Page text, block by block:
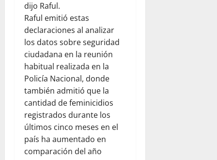
dijo Raful.
Raful emitió estas
declaraciones al analizar
los datos sobre seguridad
ciudadana en la reunión
habitual realizada en la
Policía Nacional, donde
también admitió que la
cantidad de feminicidios
registrados durante los
últimos cinco meses en el
país ha aumentado en
comparación del año